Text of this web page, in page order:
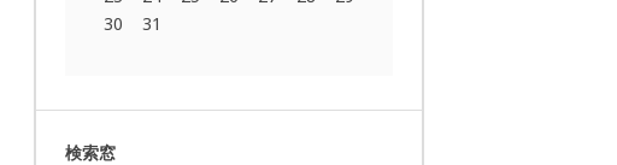
30
31
検索窓